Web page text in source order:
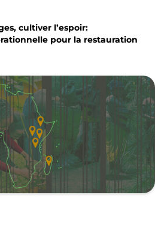
cultiver l’espoir:
pour la restauration